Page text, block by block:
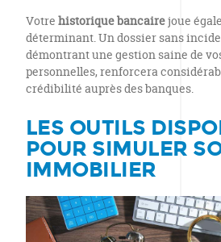
Votre historique bancairejoue
déterminant. Un dossier sans
démontrant une gestion saine de
personnelles, renforcera
crédibilité auprès des banques.
LES OUTILS
POUR SIMULER
IMMOBILIER